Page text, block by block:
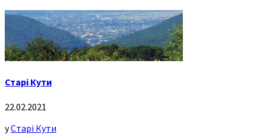
Старі Кути
22.02.2021
уСтарі Кути